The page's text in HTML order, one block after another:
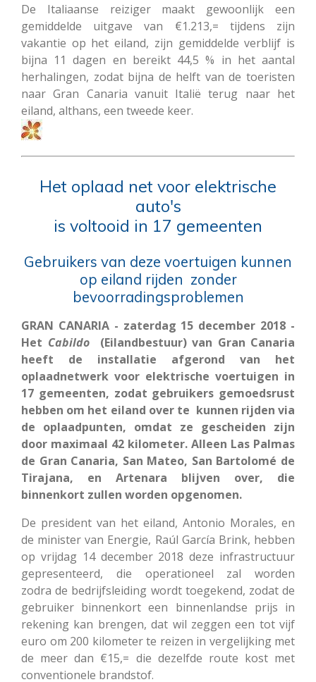
De Italiaanse reiziger maakt gewoonlijk een
gemiddelde uitgave van €1.213,= tijdens zijn
vakantie op het eiland, zijn gemiddelde verblijf is
bijna 11 dagen en bereikt 44,5 % in het aantal
herhalingen, zodat bijna de helft van de toeristen
naar Gran Canaria vanuit Italië terug naar het
eiland, althans, een tweede keer.
Het oplaad net voor elektrische
auto's
is voltooid in 17 gemeenten
Gebruikers van deze voertuigen kunnen
op eiland rijden zonder
bevoorradingsproblemen
GRAN CANARIA - zaterdag 15 december 2018 -
Het Cabildo(Eilandbestuur) van Gran Canaria
heeft de installatie afgerond van het
oplaadnetwerk voor elektrische voertuigen in
17 gemeenten, zodat gebruikers gemoedsrust
hebben om het eiland over te kunnen rijden via
de oplaadpunten, omdat ze gescheiden zijn
door maximaal 42 kilometer. Alleen Las Palmas
de Gran Canaria, San Mateo, San Bartolomé de
Tirajana, en Artenara blijven over, die
binnenkort zullen worden opgenomen.
De president van het eiland, Antonio Morales, en
de minister van Energie, Raúl García Brink, hebben
op vrijdag 14 december 2018 deze infrastructuur
gepresenteerd, die operationeel zal worden
zodra de bedrijfsleiding wordt toegekend, zodat de
gebruiker binnenkort een binnenlandse prijs in
rekening kan brengen, dat wil zeggen een tot vijf
euro om 200 kilometer te reizen in vergelijking met
de meer dan €15,= die dezelfde route kost met
conventionele brandstof.